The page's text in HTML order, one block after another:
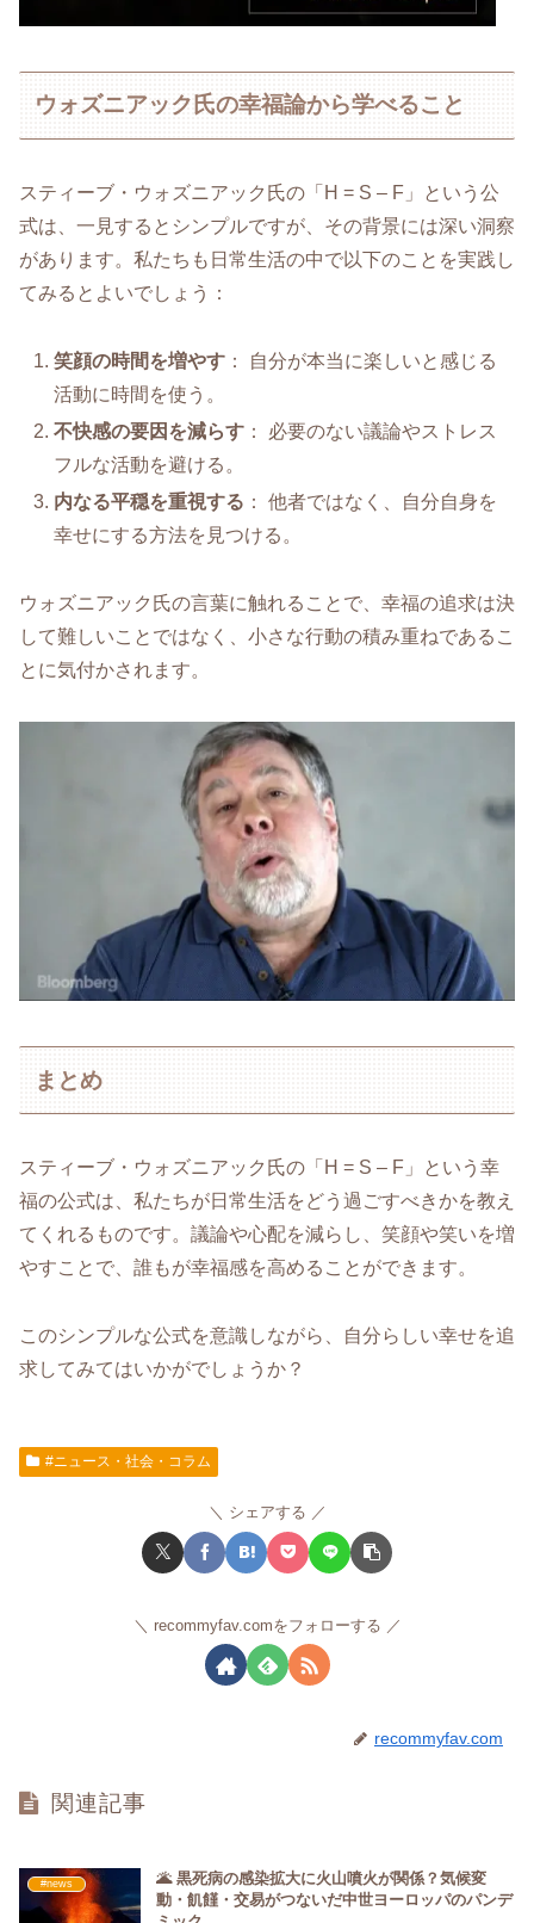
ウォズニアック氏の幸福論から学べること
スティーブ・ウォズニアック氏の「H = S ‒ F」という公
式は、一見するとシンプルですが、その背景には深い洞察
があります。私たちも日常生活の中で以下のことを実践し
てみるとよいでしょう：
笑顔の時間を増やす ： 自分が本当に楽しいと感じる
活動に時間を使う。
不快感の要因を減らす ： 必要のない議論やストレス
フルな活動を避ける。
内なる平穏を重視する ： 他者ではなく、自分自身を
幸せにする方法を見つける。
ウォズニアック氏の言葉に触れることで、幸福の追求は決
して難しいことではなく、小さな行動の積み重ねであるこ
とに気付かされます。
まとめ
スティーブ・ウォズニアック氏の「H = S ‒ F」という幸
福の公式は、私たちが日常生活をどう過ごすべきかを教え
てくれるものです。議論や心配を減らし、笑顔や笑いを増
やすことで、誰もが幸福感を高めることができます。
このシンプルな公式を意識しながら、自分らしい幸せを追
求してみてはいかがでしょうか？
#ニュース・社会・コラム
シェアする
recommyfav.comをフォローする
recommyfav.com
関連記事
#news
🌋 黒死病の感染拡大に火山噴火が関係？気候変
動・飢饉・交易がつないだ中世ヨーロッパのパンデ